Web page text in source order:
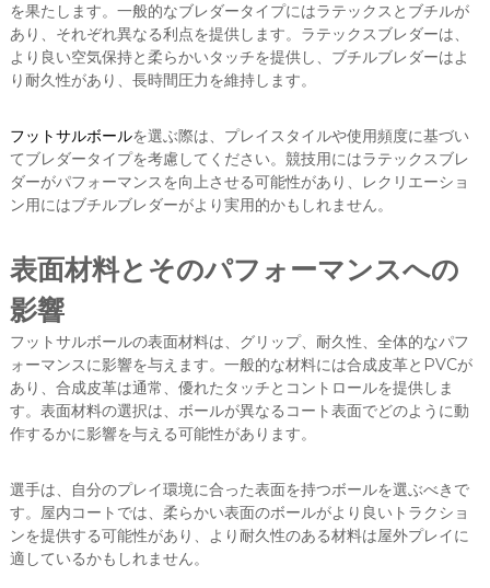
を果たします。一般的なブレダータイプにはラテックスとブチルが
あり、それぞれ異なる利点を提供します。ラテックスブレダーは、
より良い空気保持と柔らかいタッチを提供し、ブチルブレダーはよ
り耐久性があり、長時間圧力を維持します。
フットサルボールを選ぶ際は、プレイスタイルや使用頻度に基づい
てブレダータイプを考慮してください。競技用にはラテックスブレ
ダーがパフォーマンスを向上させる可能性があり、レクリエーショ
ン用にはブチルブレダーがより実用的かもしれません。
表面材料とそのパフォーマンスへの
影響
フットサルボールの表面材料は、グリップ、耐久性、全体的なパフ
ォーマンスに影響を与えます。一般的な材料には合成皮革とPVCが
あり、合成皮革は通常、優れたタッチとコントロールを提供しま
す。表面材料の選択は、ボールが異なるコート表面でどのように動
作するかに影響を与える可能性があります。
選手は、自分のプレイ環境に合った表面を持つボールを選ぶべきで
す。屋内コートでは、柔らかい表面のボールがより良いトラクショ
ンを提供する可能性があり、より耐久性のある材料は屋外プレイに
適しているかもしれません。